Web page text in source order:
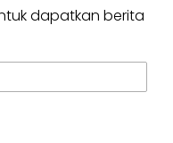
dapatkan berita